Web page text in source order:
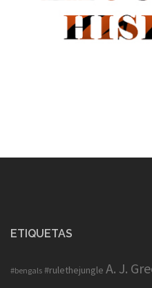
ETIQUETAS
#bengals #rulethejungle A. J.